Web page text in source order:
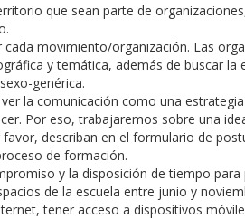
que sean parte de
cada movimiento/organización. Las
y temática, además de buscar la
genérica.
la comunicación como una
Por eso, trabajaremos sobre una
describan en el formulario de
de formación.
y la disposición de tiempo
de la escuela entre junio y
tener acceso a dispositivos